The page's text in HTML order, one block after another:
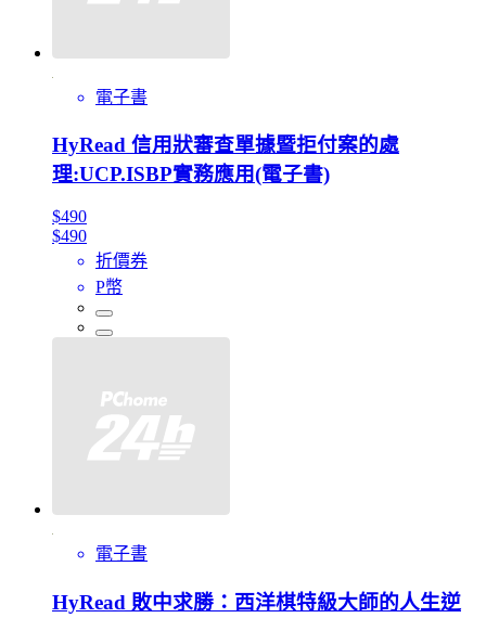
電子書
HyRead 信用狀審查單據暨拒付案的處
理:UCP.ISBP實務應用(電子書)
$490
$490
折價券
P幣
電子書
HyRead 敗中求勝：西洋棋特級大師的人生逆